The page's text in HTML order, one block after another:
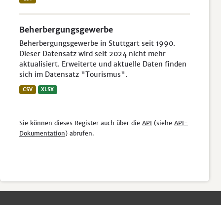
Beherbergungsgewerbe
Beherbergungsgewerbe in Stuttgart seit 1990.
Dieser Datensatz wird seit 2024 nicht mehr
aktualisiert. Erweiterte und aktuelle Daten finden
sich im Datensatz "Tourismus".
CSV XLSX
Sie können dieses Register auch über die API (siehe API-
Dokumentation) abrufen.